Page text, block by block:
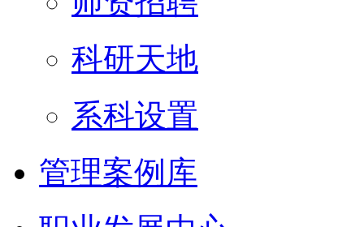
科研天地
系科设置
管理案例库